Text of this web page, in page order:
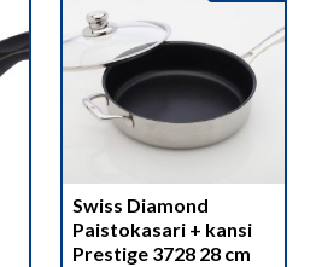
Swiss Diamond
Paistokasari + kansi
Prestige 3728 28 cm